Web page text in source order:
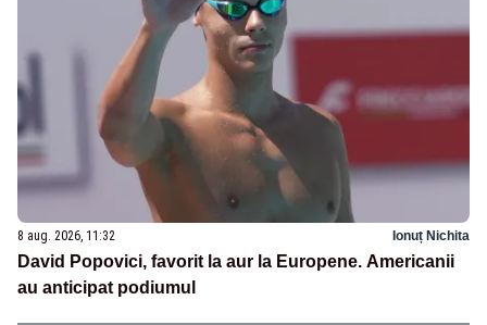
8 aug. 2026, 11:32 Ionuț Nichita
David Popovici, favorit la aur la Europene. Americanii
au anticipat podiumul